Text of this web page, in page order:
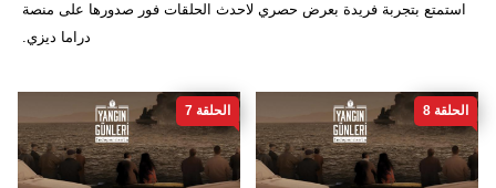
استمتع بتجربة فريدة بعرض حصري لاحدث الحلقات فور صدورها على منصة
دراما ديزي.
الحلقة 8 الحلقة 7